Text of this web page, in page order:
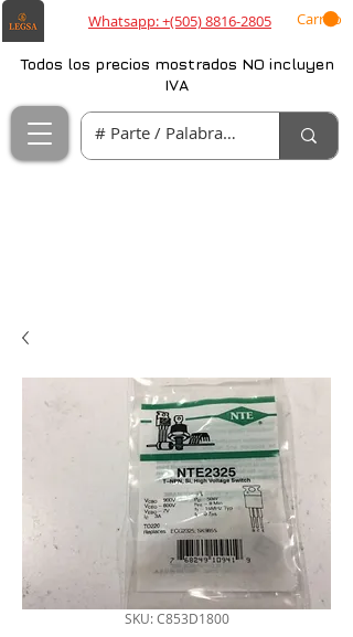
Whatsapp: +(505) 8816-2805 Carrito
Todos los precios mostrados NO incluyen
IVA
SKU: C853D1800